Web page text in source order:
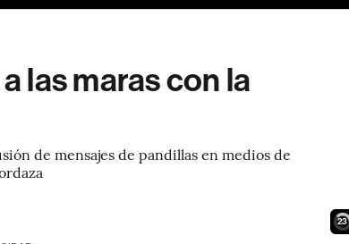
las maras con la
de mensajes de pandillas en medios de
22